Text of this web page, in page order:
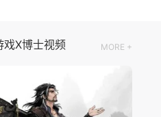
戏X博士视频 MORE +